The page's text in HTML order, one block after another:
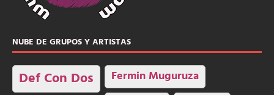
NUBE DE GRUPOS Y ARTISTAS
Def Con Dos Fermin Muguruza